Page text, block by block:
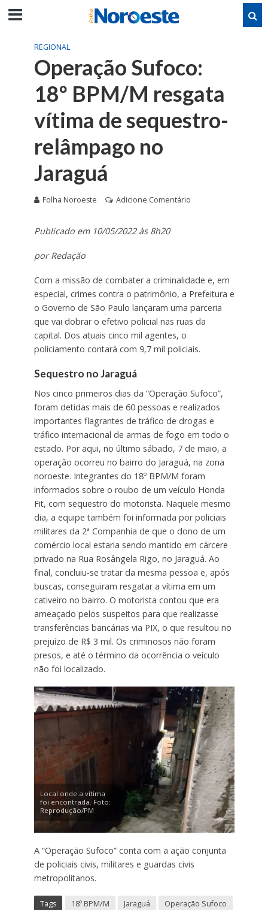
REGIONAL
Operação Sufoco:
18º BPM/M resgata
vítima de sequestro-
relâmpago no
Jaraguá
Folha Noroeste Adicione Comentário
Publicado em 10/05/2022 às 8h20
por Redação
Com a missão de combater a criminalidade e, em
especial, crimes contra o patrimônio, a Prefeitura e
o Governo de São Paulo lançaram uma parceria
que vai dobrar o efetivo policial nas ruas da
capital. Dos atuais cinco mil agentes, o
policiamento contará com 9,7 mil policiais.
Sequestro no Jaraguá
Nos cinco primeiros dias da “Operação Sufoco”,
foram detidas mais de 60 pessoas e realizados
importantes flagrantes de tráfico de drogas e
tráfico internacional de armas de fogo em todo o
estado. Por aqui, no último sábado, 7 de maio, a
operação ocorreu no bairro do Jaraguá, na zona
noroeste. Integrantes do 18º BPM/M foram
informados sobre o roubo de um veículo Honda
Fit, com sequestro do motorista. Naquele mesmo
dia, a equipe também foi informada por policiais
militares da 2ª Companhia de que o dono de um
comércio local estaria sendo mantido em cárcere
privado na Rua Rosângela Rigo, no Jaraguá. Ao
final, concluiu-se tratar da mesma pessoa e, após
buscas, conseguiram resgatar a vítima em um
cativeiro no bairro. O motorista contou que era
ameaçado pelos suspeitos para que realizasse
transferências bancárias via PIX, o que resultou no
prejuízo de R$ 3 mil. Os criminosos não foram
presos, e até o término da ocorrência o veículo
não foi localizado.
Local onde a vítima
foi encontrada. Foto:
Reprodução/PM
A “Operação Sufoco” conta com a ação conjunta
de policiais civis, militares e guardas civis
metropolitanos.
Tags 18º BPM/M Jaraguá
Operação Sufoco